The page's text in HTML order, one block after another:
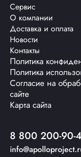
Сервис
О компании
Доставка и оплата
Новости
Контакты
Политика
Политика
Согласие на
сайте
Карта сайта
8 800 200-90-